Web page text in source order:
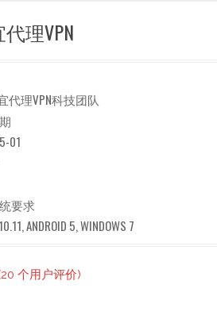
理VPN
代理VPN科技团队
01
要求
ANDROID 5, WINDOWS 7
20 个用户评价)